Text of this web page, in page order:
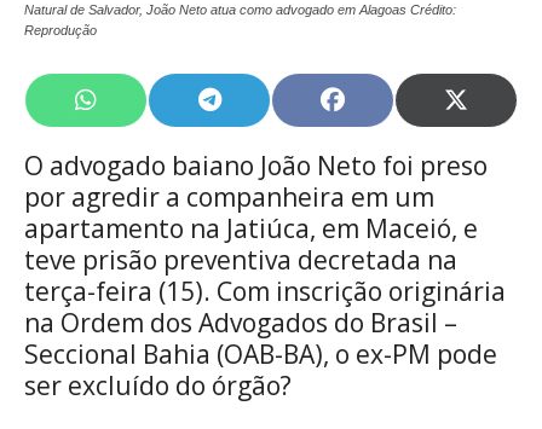
Natural de Salvador, João Neto atua como advogado em Alagoas Crédito:
Reprodução
Share
on
WhatsApp
Share
on
Telegram
Share
on
Facebook
Share
on
X
O advogado baiano João Neto foi preso
por agredir a companheira em um
apartamento na Jatiúca, em Maceió, e
teve prisão preventiva decretada na
terça-feira (15). Com inscrição originária
na Ordem dos Advogados do Brasil –
Seccional Bahia (OAB-BA), o ex-PM pode
ser excluído do órgão?